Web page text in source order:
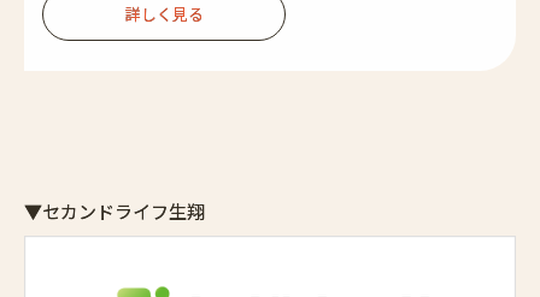
詳しく見る
▼セカンドライフ生翔